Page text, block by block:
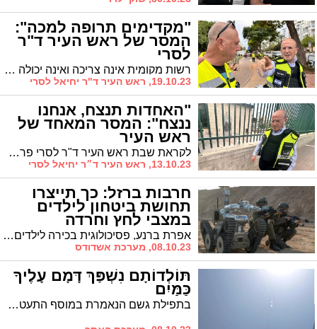
"מקדימים תרופה למכה":
המסר של ראש העיר ד"ר
לסרי
רשות מקומית אינה צריכה ואינה יכולה להחליף את המדינה בשמירה על הביטחון הלאומי, אך היא חייבת ויכולה להיות שותפה מרכזית ופעילה בהגנה על חיי התושבים בחירום. המסר של ראש העיר ד"ר לסרי
19.10.23, ראש העיר ד"ר יחיאל לסרי
"האחדות תנצח, אנחנו
ננצח": המסר המאחד של
ראש העיר
לקראת שבת ראש העיר ד"ר לסרי פרסם פוסט מרגש בו הוא קורא לאחדות העם ומבקש להפגין מעט אופטימיות. "שהאור הגדול ישוב לחיינו"
13.10.23, ראש העיר ד״ר יחיאל לסרי
חרבות ברזל: כך תייצרו
תחושת ביטחון לילדים
במצבי לחץ וחרדה
אפרת ברנע, פסיכולוגית בכירה לילדים ונוער במרכז לבריאות הנפש רמת חן של כללית בתל-אביב, מפרטת המלצות להורים להקלה במצבי מתח אצל ילדים ● תדברו על הרגשות ותשמרו על השגרה
08.10.23, מערכת אשדודס
תּוֹלְדוֹתָם נִשְׁפַּךְ דָּמָם עָלֶיךָ
כַּמַּיִם
בתפילת גשם הנאמרת במוסף התעטפו המתפללים בטליתם והתייחדו עם קונם. המילים המרטיטות קיבלו פתאום משמעות אחרת. תוֹלְדוֹתָם נִשְׁפַּךְ דָּמָם עָלֶיךָ כַּמַּיִם, תֵּפֶן כִּי נַפְשֵׁנוּ אָפְפוּ מַיִם.